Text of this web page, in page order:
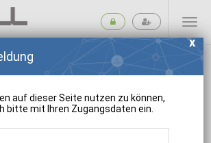
auf dieser Seite nutzen zu können,
bitte mit Ihren Zugangsdaten ein.